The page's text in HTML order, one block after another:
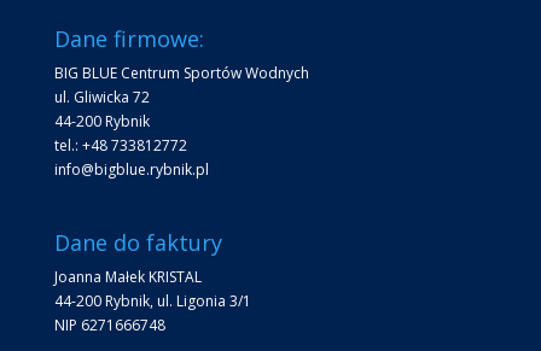
Dane firmowe:
BIG BLUE Centrum Sportów Wodnych
ul. Gliwicka 72
44-200 Rybnik
tel.: +48 733812772
info@bigblue.rybnik.pl
Dane do faktury
Joanna Małek KRISTAL
44-200 Rybnik, ul. Ligonia 3/1
NIP 6271666748